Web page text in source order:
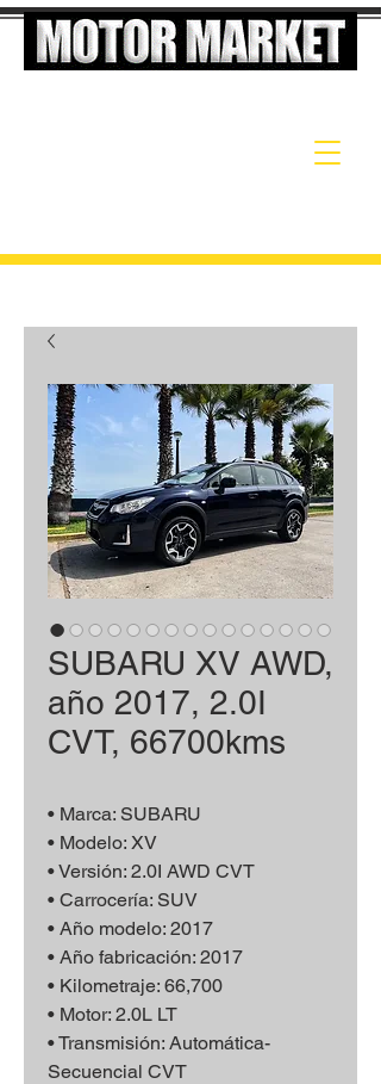
SUBARU XV AWD,
año 2017, 2.0I
CVT, 66700kms
• Marca: SUBARU
• Modelo: XV
• Versión: 2.0I AWD CVT
• Carrocería: SUV
• Año modelo: 2017
• Año fabricación: 2017
• Kilometraje: 66,700
• Motor: 2.0L LT
• Transmisión: Automática-
Secuencial CVT